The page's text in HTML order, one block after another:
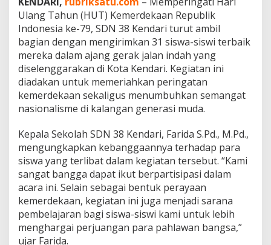
d
e
n
g
a
n
G
e
r
a
J
a
a
n
I
n
d
a
h
Ulang Tahun (HUT) Kemerdekaan Republik
Indonesia ke-79, SDN 38 Kendari turut ambil
bagian dengan mengirimkan 31 siswa-siswi terbaik
mereka dalam ajang gerak jalan indah yang
diselenggarakan di Kota Kendari. Kegiatan ini
diadakan untuk memeriahkan peringatan
kemerdekaan sekaligus menumbuhkan semangat
nasionalisme di kalangan generasi muda.
Kepala Sekolah SDN 38 Kendari, Farida S.Pd., M.Pd.,
mengungkapkan kebanggaannya terhadap para
siswa yang terlibat dalam kegiatan tersebut. “Kami
sangat bangga dapat ikut berpartisipasi dalam
acara ini. Selain sebagai bentuk perayaan
kemerdekaan, kegiatan ini juga menjadi sarana
pembelajaran bagi siswa-siswi kami untuk lebih
menghargai perjuangan para pahlawan bangsa,”
ujar Farida.